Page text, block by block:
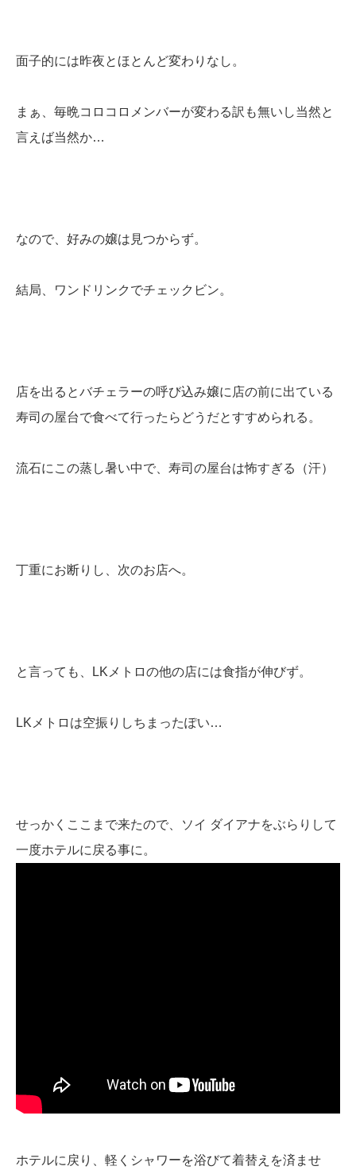
面子的には昨夜とほとんど変わりなし。
まぁ、毎晩コロコロメンバーが変わる訳も無いし当然と
言えば当然か…
なので、好みの嬢は見つからず。
結局、ワンドリンクでチェックビン。
店を出るとバチェラーの呼び込み嬢に店の前に出ている
寿司の屋台で食べて行ったらどうだとすすめられる。
流石にこの蒸し暑い中で、寿司の屋台は怖すぎる（汗）
丁重にお断りし、次のお店へ。
と言っても、LKメトロの他の店には食指が伸びず。
LKメトロは空振りしちまったぽい…
せっかくここまで来たので、ソイ ダイアナをぶらりして
一度ホテルに戻る事に。
ホテルに戻り、軽くシャワーを浴びて着替えを済ませ